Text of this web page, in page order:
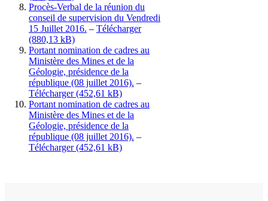
Procès-Verbal de la réunion du
conseil de supervision du Vendredi
15 Juillet 2016. – Télécharger
Portant nomination de cadres au
Ministère des Mines et de la
Géologie, présidence de la
république (08 juillet 2016). –
Télécharger
Portant nomination de cadres au
Ministère des Mines et de la
Géologie, présidence de la
république (08 juillet 2016). –
Télécharger